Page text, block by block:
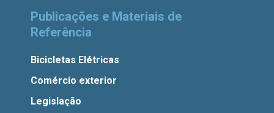
Publicações e Materiais de
Referência
Bicicletas Elétricas
Comércio exterior
Legislação